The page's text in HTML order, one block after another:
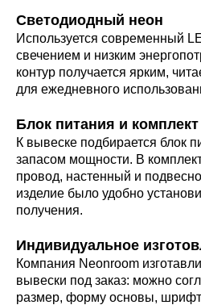
Светодиодный неон
Используется современный
свечением и низким
контур получается ярким,
для ежедневного
Блок питания и комплект
К вывеске подбирается блок
запасом мощности. В
провод, настенный и
изделие было удобно
получения.
Индивидуальное
Компания Neonroom
вывески под заказ: можно
размер, форму основы,